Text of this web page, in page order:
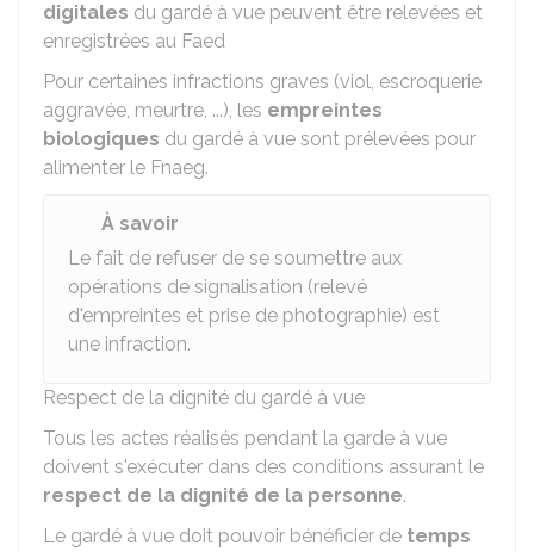
digitales du gardé à vue peuvent être relevées et
enregistrées au Faed
Pour certaines infractions graves (viol, escroquerie
aggravée, meurtre, ...), les empreintes
biologiques du gardé à vue sont prélevées pour
alimenter le Fnaeg.
À savoir
Le fait de refuser de se soumettre aux
opérations de signalisation (relevé
d'empreintes et prise de photographie) est
une infraction.
Respect de la dignité du gardé à vue
Tous les actes réalisés pendant la garde à vue
doivent s'exécuter dans des conditions assurant le
respect de la dignité de la personne.
Le gardé à vue doit pouvoir bénéficier de temps